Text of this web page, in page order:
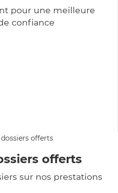
pour une meilleure
confiance
offerts
sur nos prestations